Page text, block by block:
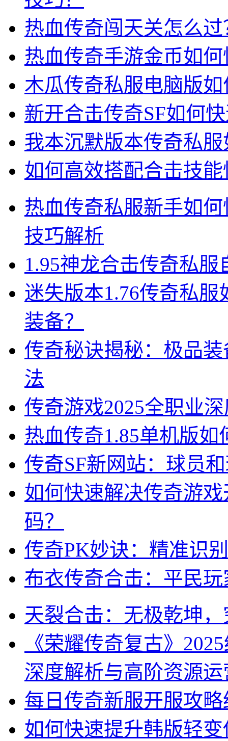
热血传奇闯天关怎么
热血传奇手游金币如
木瓜传奇私服电脑版
新开合击传奇SF如何
我本沉默版本传奇私
如何高效搭配合击技能
热血传奇私服新手如
技巧解析
1.95神龙合击传奇私
迷失版本1.76传奇私
装备？
传奇秘诀揭秘：极品
法
传奇游戏2025全职业
热血传奇1.85单机版
传奇SF新网站：球员
如何快速解决传奇游
码？
传奇PK妙诀：精准识
布衣传奇合击：平民
天裂合击：无极乾坤
《荣耀传奇复古》
深度解析与高阶资源
每日传奇新服开服攻
如何快速提升韩版轻